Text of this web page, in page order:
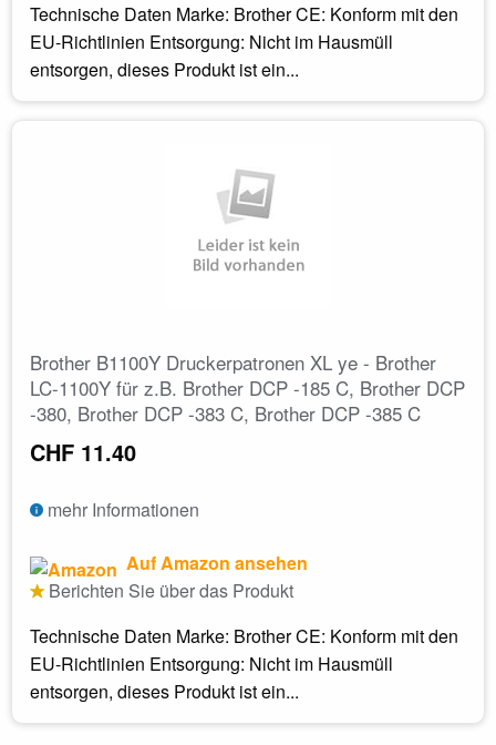
Technische Daten Marke: Brother CE: Konform mit den
EU-Richtlinien Entsorgung: Nicht im Hausmüll
entsorgen, dieses Produkt ist ein...
Brother B1100Y Druckerpatronen XL ye - Brother
LC-1100Y für z.B. Brother DCP -185 C, Brother DCP
-380, Brother DCP -383 C, Brother DCP -385 C
CHF 11.40
mehr Informationen
Auf Amazon ansehen
Berichten Sie über das Produkt
Technische Daten Marke: Brother CE: Konform mit den
EU-Richtlinien Entsorgung: Nicht im Hausmüll
entsorgen, dieses Produkt ist ein...